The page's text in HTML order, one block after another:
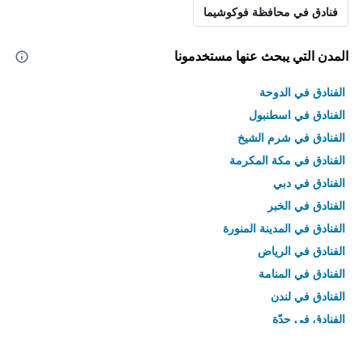
فنادق في محافظة فوكوشيما
المدن التي يبحث عنها مستخدمونا
الفنادق في الدوحة
الفنادق في اسطنبول
الفنادق في شرم الشيخ
الفنادق في مكة المكرمة
الفنادق في دبي
الفنادق في الخبر
الفنادق في المدينة المنورة
الفنادق في الرياض
الفنادق في المنامة
الفنادق في لندن
الفنادق في جدّة